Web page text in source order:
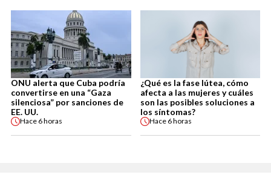
ONU alerta que Cuba podría
convertirse en una “Gaza
silenciosa” por sanciones de
EE. UU.
Hace 6 horas
¿Qué es la fase lútea, cómo
afecta a las mujeres y cuáles
son las posibles soluciones a
los síntomas?
Hace 6 horas